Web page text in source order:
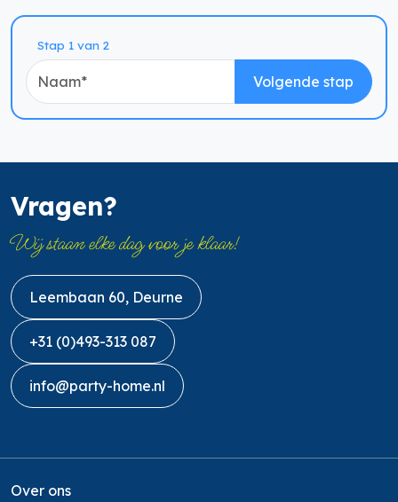
Stap 1 van 2
Naam
Volgende stap
Vragen?
Wij staan elke dag voor je klaar!
Leembaan 60, Deurne
+31 (0)493-313 087
info@party-home.nl
Over ons